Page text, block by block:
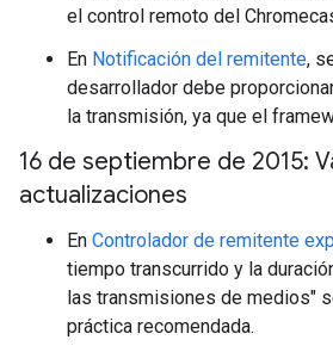
el control remoto del
En Notificación del remitente,
desarrollador debe
la transmisión, ya que el
16 de septiembre de 2015:
actualizaciones
En Controlador de remitente
tiempo transcurrido y la
las transmisiones de medios"
práctica recomendada.